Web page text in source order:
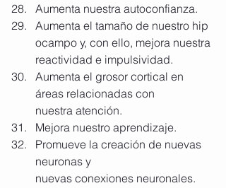
Aumenta nuestra autoconfianza.
Aumenta el tamaño de nuestro hip
ocampo y, con ello, mejora nuestra
reactividad e impulsividad.
Aumenta el grosor cortical en
áreas relacionadas con
nuestra atención.
Mejora nuestro aprendizaje.
Promueve la creación de nuevas
neuronas y
nuevas conexiones neuronales.